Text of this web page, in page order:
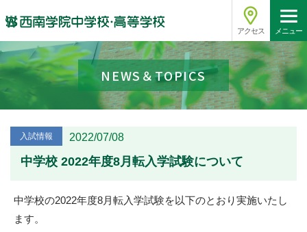
アクセス メニュー
NEWS＆TOPICS
入試情報 2022/07/08
中学校 2022年度8月転入学試験について
中学校の2022年度8月転入学試験を以下のとおり実施いたし
ます。